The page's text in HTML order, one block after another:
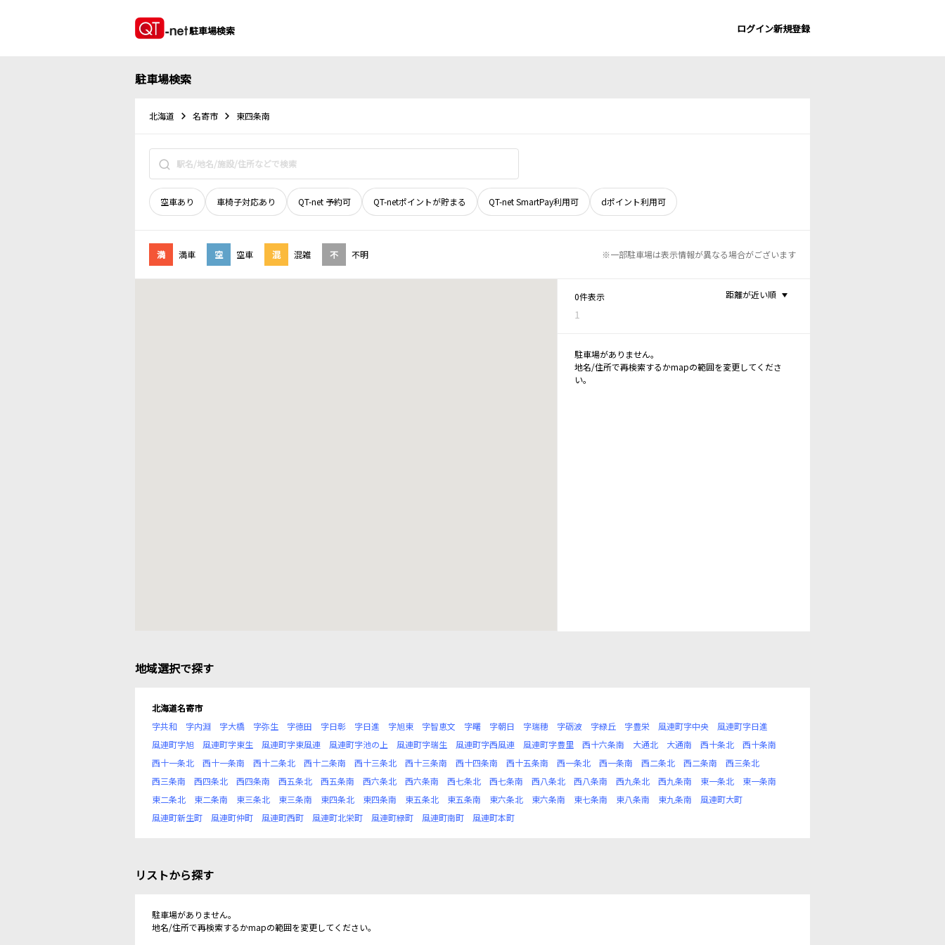
駐車場検索 ログイン新規登録
駐車場検索
北海道 名寄市 東四条南
空車あり 車椅子対応あり QT-net 予約可 QT-netポイントが貯まる QT-net SmartPay利用可 dポイント利用可
満 満車 空 空車 混 混雑 不 不明 ※一部駐車場は表示情報が異なる場合がございます
0件表示
1
距離が近い順
駐車場がありません。
地名/住所で再検索するかmapの範囲を変更してくださ
い。
地域選択で探す
北海道名寄市
字共和
字内淵 字大橋 字弥生 字徳田 字日彰 字日進 字旭東 字智恵文 字曙 字朝日 字瑞穂 字砺波 字緑丘 字豊栄 風連町字中央
風連町字日進
風連町字旭
風連町字東生 風連町字東風連 風連町字池の上 風連町字瑞生 風連町字西風連 風連町字豊里 西十六条南 大通北 大通南 西十条北
西十条南
西十一条北
西十一条南 西十二条北 西十二条南 西十三条北 西十三条南 西十四条南 西十五条南 西一条北 西一条南 西二条北 西二条南
西三条北
西三条南
西四条北 西四条南 西五条北 西五条南 西六条北 西六条南 西七条北 西七条南 西八条北 西八条南 西九条北 西九条南 東一条北
東一条南
東二条北
東二条南 東三条北 東三条南 東四条北 東四条南 東五条北 東五条南 東六条北 東六条南 東七条南 東八条南 東九条南
風連町大町
風連町新生町
風連町仲町 風連町西町 風連町北栄町 風連町緑町 風連町南町 風連町本町
リストから探す
駐車場がありません。
地名/住所で再検索するかmapの範囲を変更してください。